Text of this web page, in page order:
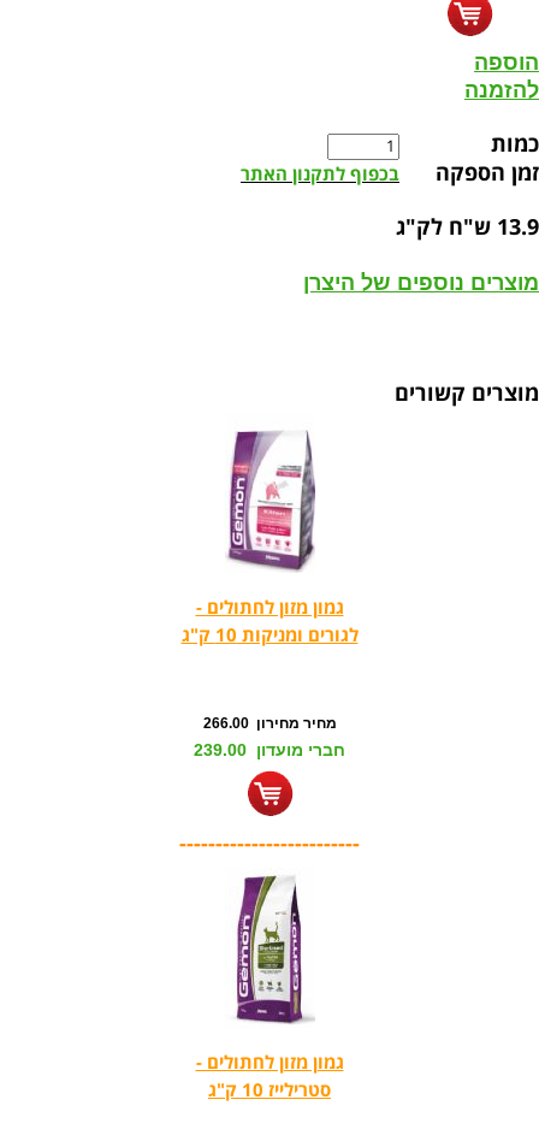
הוספה
להזמנה
כמות
זמן הספקה
בכפוף לתקנון האתר
13.9 ש"ח לק"ג
מוצרים נוספים של היצרן
מוצרים קשורים
גמון מזון לחתולים -
לגורים ומניקות 10 ק"ג
מחיר מחירון 266.00
חברי מועדון 239.00
-------------------------
גמון מזון לחתולים -
סטרילייז 10 ק"ג